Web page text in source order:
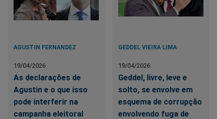
AGUSTIN FERNANDEZ
19/04/2026
As declarações de
Agustin e o que isso
pode interferir na
campanha eleitoral
GEDDEL VIEIRA LIMA
19/04/2026
Geddel, livre, leve e
solto, se envolve em
esquema de corrupção
envolvendo fuga de